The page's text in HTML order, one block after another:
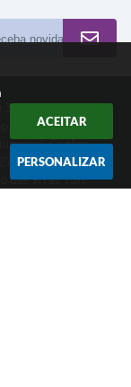
ACEITAR
PERSONALIZAR
3859-7500 (em
Centro -
005
das 9h às 13h